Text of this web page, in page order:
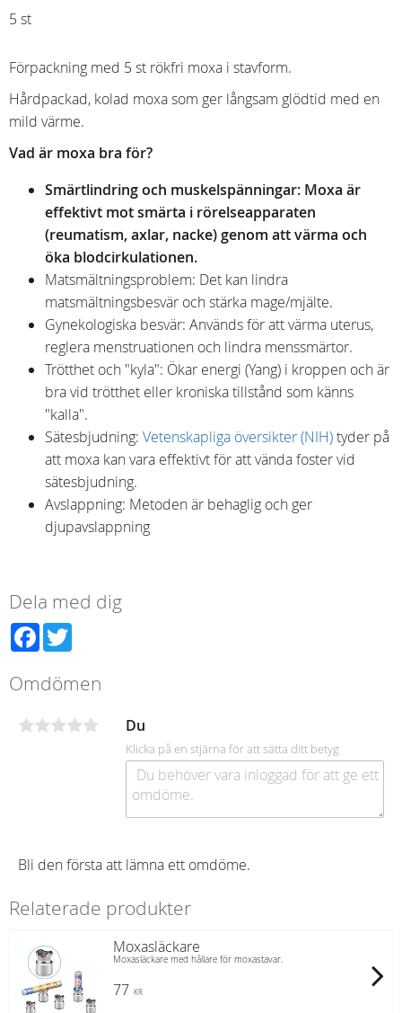
5 st
Förpackning med 5 st rökfri moxa i stavform.
Hårdpackad, kolad moxa som ger långsam glödtid med en
mild värme.
Vad är moxa bra för?
Smärtlindring och muskelspänningar: Moxa är
effektivt mot smärta i rörelseapparaten
(reumatism, axlar, nacke) genom att värma och
öka blodcirkulationen.
Matsmältningsproblem: Det kan lindra
matsmältningsbesvär och stärka mage/mjälte.
Gynekologiska besvär: Används för att värma uterus,
reglera menstruationen och lindra menssmärtor.
Trötthet och "kyla": Ökar energi (Yang) i kroppen och är
bra vid trötthet eller kroniska tillstånd som känns
"kalla".
Sätesbjudning: Vetenskapliga översikter (NIH)tyder på
att moxa kan vara effektivt för att vända foster vid
sätesbjudning.
Avslappning: Metoden är behaglig och ger
djupavslappning
Dela med dig
Facebook
Omdömen
Du
Klicka på en stjärna för att sätta ditt betyg
Bli den första att lämna ett omdöme.
Relaterade produkter
Moxasläckare
Moxasläckare med hållare för moxastavar.
77 KR